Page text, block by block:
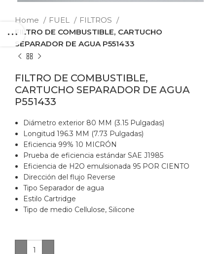
Home FUEL
FILTROS
FILTRO DE COMBUSTIBLE, CARTUCHO
SEPARADOR DE AGUA P551433
FILTRO DE COMBUSTIBLE,
CARTUCHO SEPARADOR DE AGUA
P551433
Diámetro exterior 80 MM (3.15 Pulgadas)
Longitud 196.3 MM (7.73 Pulgadas)
Eficiencia 99% 10 MICRÓN
Prueba de eficiencia estándar SAE J1985
Eficiencia de H2O emulsionada 95 POR CIENTO
Dirección del flujo Reverse
Tipo Separador de agua
Estilo Cartridge
Tipo de medio Cellulose, Silicone